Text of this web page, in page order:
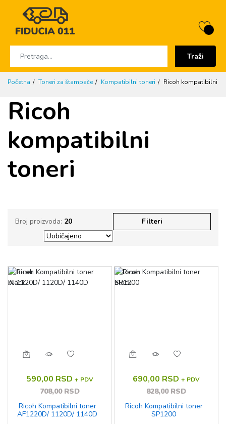
Traži
Početna Toneri za štampače Kompatibilni toneri Ricoh kompatibilni
Ricoh
kompatibilni
toneri
Broj proizvoda: 20 Filteri
590,00 RSD + PDV
708,00 RSD
Ricoh Kompatibilni toner
AF1220D/ 1120D/ 1140D
690,00 RSD + PDV
828,00 RSD
Ricoh Kompatibilni toner
SP1200